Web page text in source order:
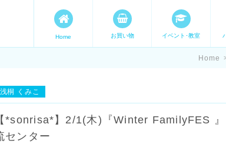
。 手づくり表現ステー
Home お買い物 イベント･教室
Home
浅桐 くみこ
【*sonrisa*】2/1(木)『Winter FamilyFES
センター